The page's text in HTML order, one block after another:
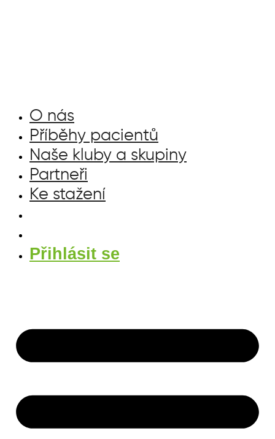
obsahuO nás
Příběhy pacientů
Naše kluby a skupiny
Partneři
Ke stažení
Přihlásit se